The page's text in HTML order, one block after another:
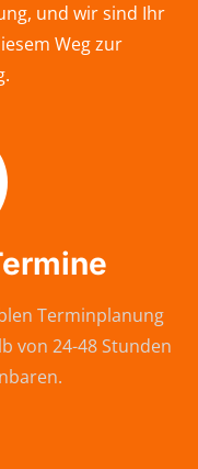
und wir sind Ihr
Weg zur
Terminplanung
von 24-48 Stunden